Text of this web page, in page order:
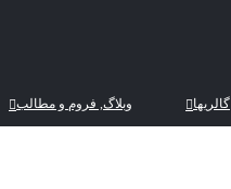
گالریها وبلاگ, فروم و مطالب